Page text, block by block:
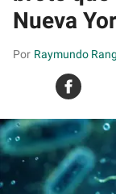
Nueva
Raymundo